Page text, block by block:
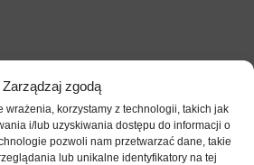
Zarządzaj zgodą
wrażenia, korzystamy z technologii, takich jak
i/lub uzyskiwania dostępu do informacji o
pozwoli nam przetwarzać dane, takie
lub unikalne identyfikatory na tej
14 DNI